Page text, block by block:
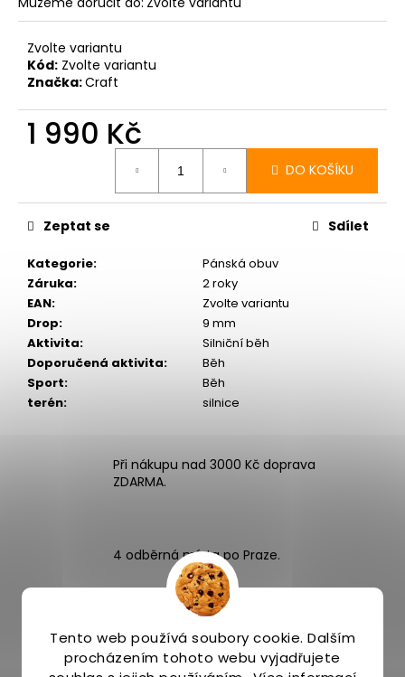
Tento web používá soubory cookie. Dalším
procházením tohoto webu vyjadřujete
Zvolte variantu
Kód: Zvolte variantu
Značka:Craft
1 990 Kč
DO KOŠÍKU
Kategorie:
Pánská obuv
Záruka:
2 roky
EAN:
Zvolte variantu
Drop:
9 mm
Aktivita:
Silniční běh
Doporučená aktivita:
Běh
Sport:
Běh
terén: silnice
Zeptat se Sdílet
Při nákupu nad 3000 Kč doprava
ZDARMA.
4 odběrná místa po Praze.
Expedice zboží stejný nebo následující
pracovní den.